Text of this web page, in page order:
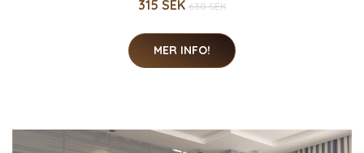
315 SEK 630 SEK
MER INFO!